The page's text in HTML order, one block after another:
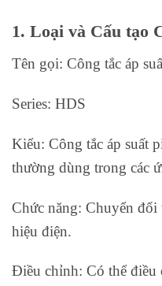
1. Loại và Cấu tạo
Tên gọi: Công tắc áp
Series: HDS
Kiểu: Công tắc áp suất
thường dùng trong các
Chức năng: Chuyển
hiệu điện.
Điều chỉnh: Có thể điều